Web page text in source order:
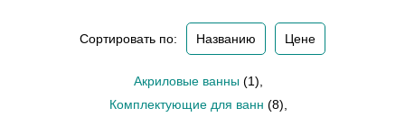
Сортировать по: Названию Цене
Акриловые ванны (1)
Комплектующие для ванн (8)